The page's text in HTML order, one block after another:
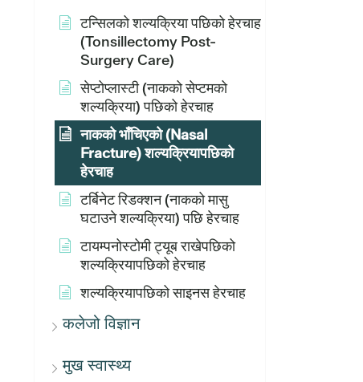
टन्सिलको शल्यक्रिया पछिको हेरचाह
(Tonsillectomy Post-
Surgery Care)
सेप्टोप्लास्टी (नाकको सेप्टमको
शल्यक्रिया) पछिको हेरचाह
नाकको भाँचिएको (Nasal
Fracture) शल्यक्रियापछिको
हेरचाह
टर्बिनेट रिडक्शन (नाकको मासु
घटाउने शल्यक्रिया) पछि हेरचाह
टायम्पनोस्टोमी ट्यूब राखेपछिको
शल्यक्रियापछिको हेरचाह
शल्यक्रियापछिको साइनस हेरचाह
कलेजो विज्ञान
मुख स्वास्थ्य